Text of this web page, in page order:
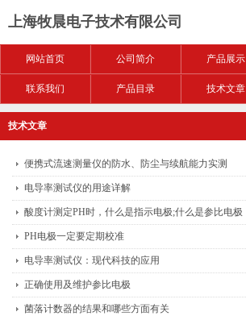
上海牧晨电子技术有限公司
网站首页 公司简介 产品展示
联系我们 产品目录 技术文章
技术文章
便携式流速测量仪的防水、防尘与续航能力实测
电导率测试仪的用途详解
酸度计测定PH时，什么是指示电极;什么是参比电极
PH电极一定要定期校准
电导率测试仪：现代科技的应用
正确使用及维护参比电极
菌落计数器的结果和哪些方面有关